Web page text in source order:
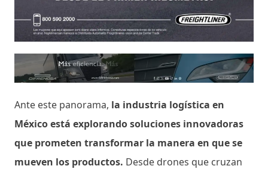
Ante este panorama, la industria logística en
México está explorando soluciones innovadoras
que prometen transformar la manera en que se
mueven los productos. Desde drones que cruzan